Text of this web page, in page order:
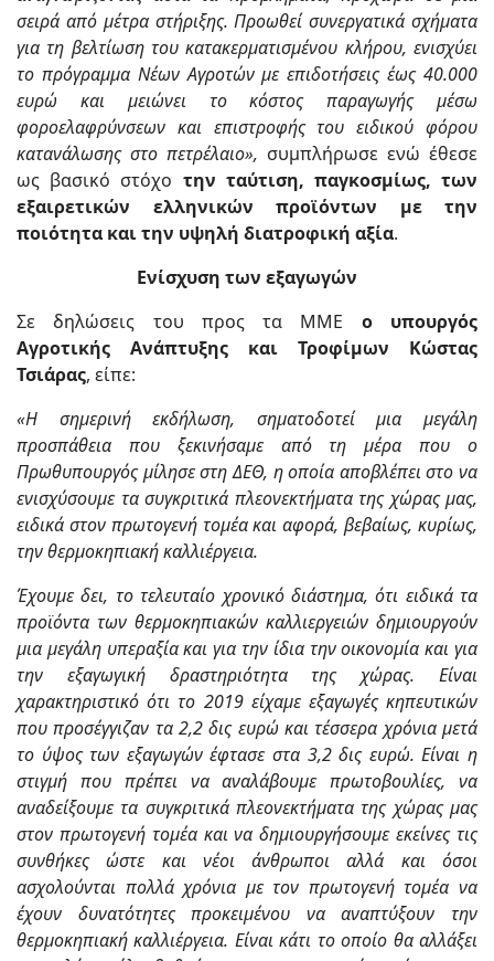
σειρά από μέτρα στήριξης. Προωθεί συνεργατικά σχήματα
για τη βελτίωση του κατακερματισμένου κλήρου, ενισχύει
το πρόγραμμα Νέων Αγροτών με επιδοτήσεις έως 40.000
ευρώ και μειώνει το κόστος παραγωγής μέσω
φοροελαφρύνσεων και επιστροφής του ειδικού φόρου
κατανάλωσης στο πετρέλαιο», συμπλήρωσε ενώ έθεσε
ως βασικό στόχο την ταύτιση, παγκοσμίως, των
εξαιρετικών ελληνικών προϊόντων με την
ποιότητα και την υψηλή διατροφική αξία.
Ενίσχυση των εξαγωγών
Σε δηλώσεις του προς τα ΜΜΕ ο υπουργός
Αγροτικής Ανάπτυξης και Τροφίμων Κώστας
Τσιάρας, είπε:
«Η σημερινή εκδήλωση, σηματοδοτεί μια μεγάλη
προσπάθεια που ξεκινήσαμε από τη μέρα που ο
Πρωθυπουργός μίλησε στη ΔΕΘ, η οποία αποβλέπει στο να
ενισχύσουμε τα συγκριτικά πλεονεκτήματα της χώρας μας,
ειδικά στον πρωτογενή τομέα και αφορά, βεβαίως, κυρίως,
την θερμοκηπιακή καλλιέργεια.
Έχουμε δει, το τελευταίο χρονικό διάστημα, ότι ειδικά τα
προϊόντα των θερμοκηπιακών καλλιεργειών δημιουργούν
μια μεγάλη υπεραξία και για την ίδια την οικονομία και για
την εξαγωγική δραστηριότητα της χώρας. Είναι
χαρακτηριστικό ότι το 2019 είχαμε εξαγωγές κηπευτικών
που προσέγγιζαν τα 2,2 δις ευρώ και τέσσερα χρόνια μετά
το ύψος των εξαγωγών έφτασε στα 3,2 δις ευρώ. Είναι η
στιγμή που πρέπει να αναλάβουμε πρωτοβουλίες, να
αναδείξουμε τα συγκριτικά πλεονεκτήματα της χώρας μας
στον πρωτογενή τομέα και να δημιουργήσουμε εκείνες τις
συνθήκες ώστε και νέοι άνθρωποι αλλά και όσοι
ασχολούνται πολλά χρόνια με τον πρωτογενή τομέα να
έχουν δυνατότητες προκειμένου να αναπτύξουν την
θερμοκηπιακή καλλιέργεια. Είναι κάτι το οποίο θα αλλάξει